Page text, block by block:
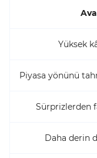
Yüksek
Piyasa yönünü
Sürprizlerden
Daha derin